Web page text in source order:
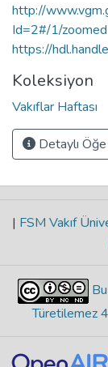
http://
Id=2#/1/zoomed
https://
Koleksiyon
Vakıflar Haftası
Detaylı Öğe
| FSM Vakıf
Türetilemez